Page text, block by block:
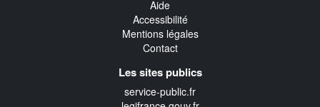
Aide
Accessibilité
Mentions légales
Contact
Les sites publics
service-public.fr